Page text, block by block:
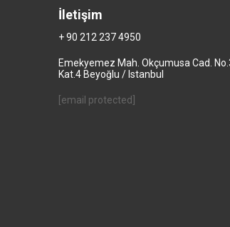
İletişim
+ 90 212 237 4950
Emekyemez Mah. Okçumusa Cad.
Kat.4 Beyoğlu / Istanbul
[email protected]